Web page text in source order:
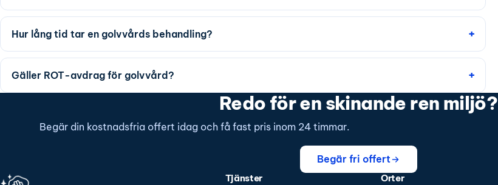
Hur lång tid tar en golvvårds behandling?
Gäller ROT-avdrag för golvvård?
Redo för en skinande ren miljö?
Begär din kostnadsfria offert idag och få fast pris inom 24 timmar.
Begär fri offert
Tjänster Orter